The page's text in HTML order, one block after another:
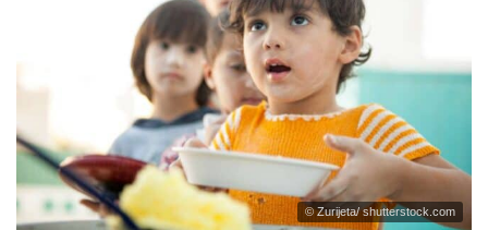
© Zurijeta/ shutterstock.com